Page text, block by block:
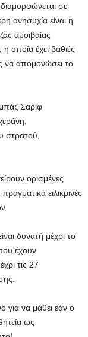
σε
ανησυχία είναι η
αμοιβαίας
οποία έχει βαθιές
να απομονώσει το
Σαρίφ
στρατού,
ορισμένες
ειλικρινές
δυνατή μέχρι το
έχουν
τις 27
για να μάθει εάν ο
ως